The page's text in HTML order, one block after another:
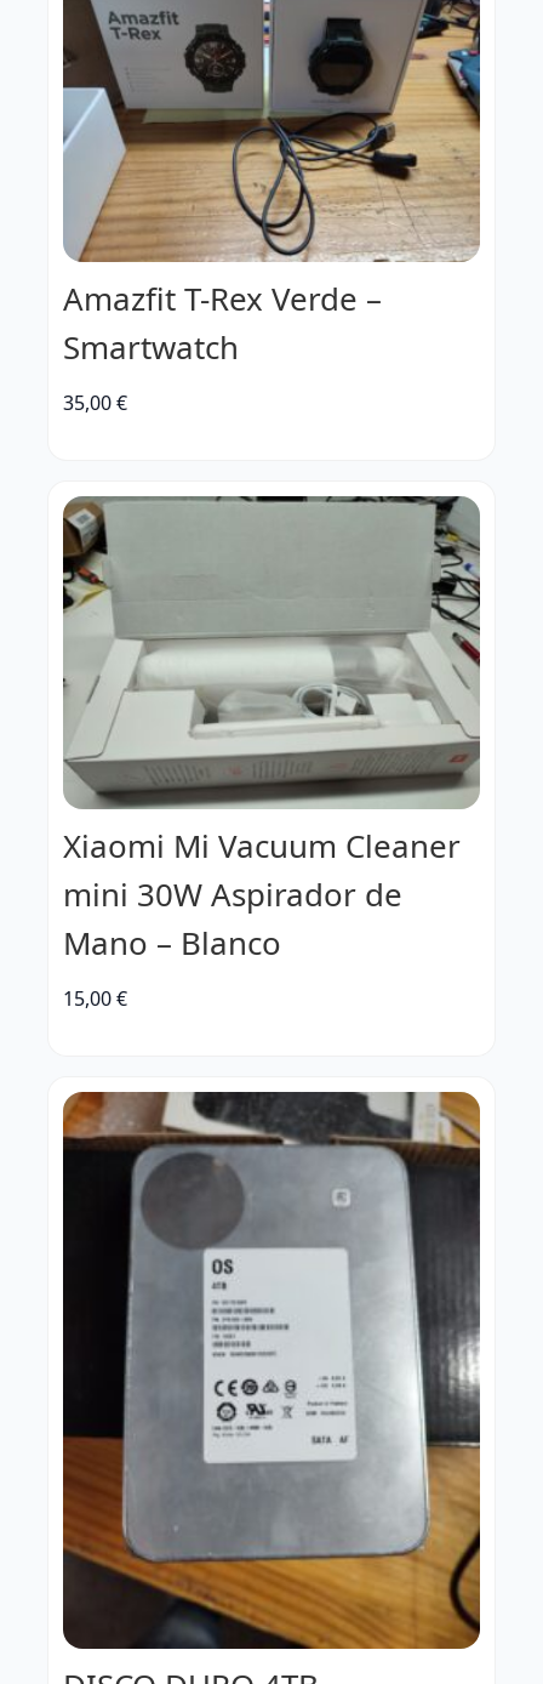
Amazfit T-Rex Verde –
Smartwatch
35,00€
Xiaomi Mi Vacuum Cleaner
mini 30W Aspirador de
Mano – Blanco
15,00€